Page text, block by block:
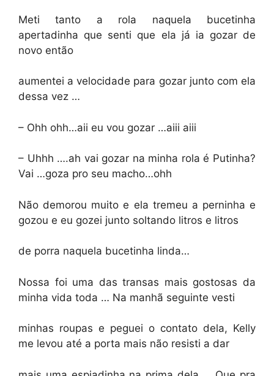
Meti tanto a rola naquela bucetinha
apertadinha que senti que ela já ia gozar de
novo então
aumentei a velocidade para gozar junto com ela
dessa vez …
– Ohh ohh…aii eu vou gozar …aiii aiii
– Uhhh ….ah vai gozar na minha rola é Putinha?
Vai …goza pro seu macho…ohh
Não demorou muito e ela tremeu a perninha e
gozou e eu gozei junto soltando litros e litros
de porra naquela bucetinha linda…
Nossa foi uma das transas mais gostosas da
minha vida toda … Na manhã seguinte vesti
minhas roupas e peguei o contato dela, Kelly
me levou até a porta mais não resisti a dar